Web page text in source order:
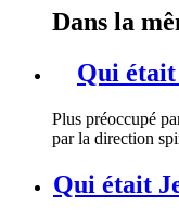
Dans la
Qui
Plus préoccupé
par la direction
Qui était